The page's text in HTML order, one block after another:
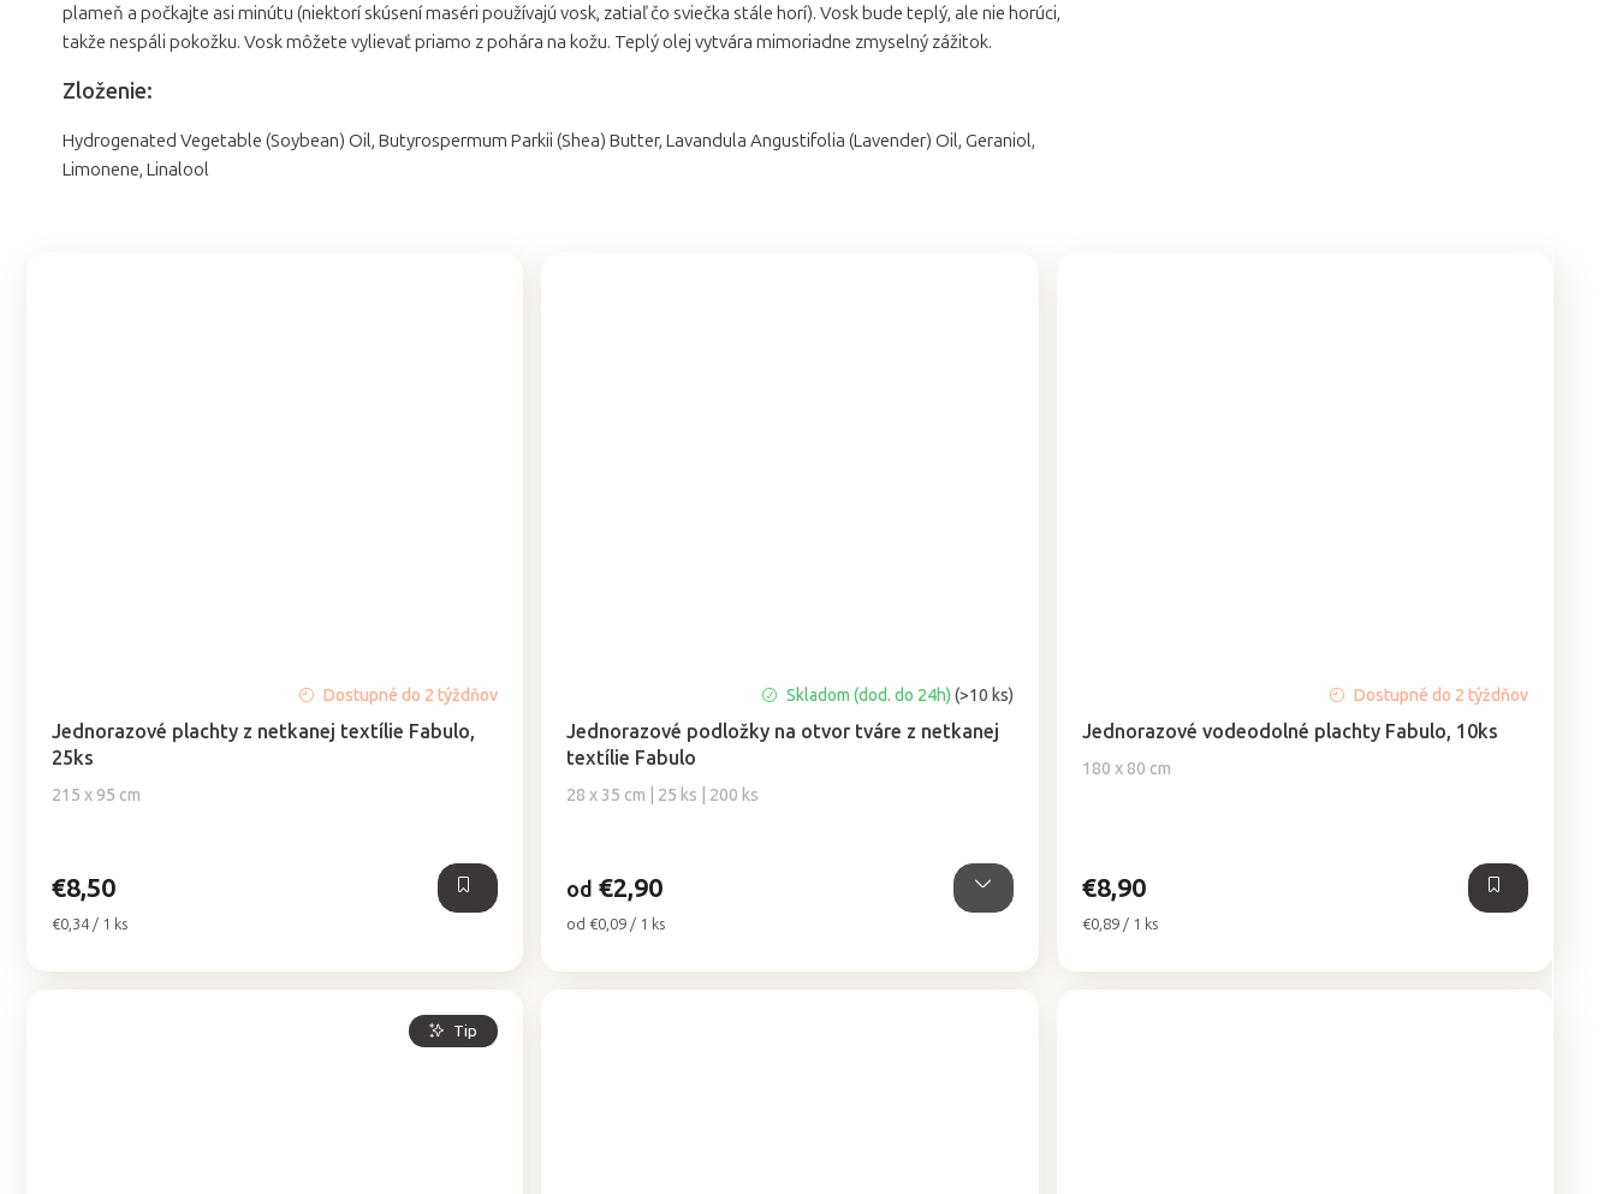
Jednorazové plachty z netkanej textílie Fabulo,
25ks
215 x 95 cm
hodnotenie
produktu
je
5,0
Dostupné do 2 týždňov
€8,50
Jednotková
€0,34 / 1 ks
Jednorazové podložky na otvor tváre z netkanej
textílie Fabulo
28 x 35 cm | 25 ks | 200 ks
hodnotenie
produktu
je
5,0
Skladom (dod. do 24h) (>10 ks)
od €2,90
Jednotková
od €0,09 / 1 ks
Jednorazové vodeodolné plachty Fabulo, 10ks
180 x 80 cm
hodnotenie
produktu
je
Dostupné do 2 týždňov
€8,90
Jednotková
€0,89 / 1 ks
Tip
plameň a počkajte asi minútu (niektorí skúsení maséri používajú vosk, zatiaľ čo sviečka stále horí). Vosk bude teplý, ale nie horúci,
takže nespáli pokožku. Vosk môžete vylievať priamo z pohára na kožu. Teplý olej vytvára mimoriadne zmyselný zážitok.
Zloženie:
Hydrogenated Vegetable (Soybean) Oil, Butyrospermum Parkii (Shea) Butter, Lavandula Angustifolia (Lavender) Oil, Geraniol,
Limonene, Linalool